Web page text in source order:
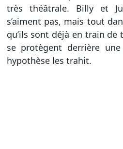
très théâtrale. Billy et
s’aiment pas, mais tout
qu’ils sont déjà en train
se protègent derrière
hypothèse les trahit.